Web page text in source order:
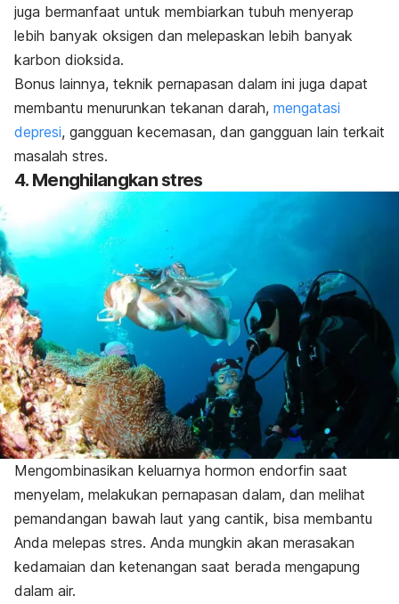
juga bermanfaat untuk membiarkan tubuh menyerap
lebih banyak oksigen dan melepaskan lebih banyak
karbon dioksida.
Bonus lainnya, teknik pernapasan dalam ini juga dapat
membantu menurunkan tekanan darah, mengatasi
depresi, gangguan kecemasan, dan gangguan lain terkait
masalah stres.
4. Menghilangkan stres
Mengombinasikan keluarnya hormon endorfin saat
menyelam, melakukan pernapasan dalam, dan melihat
pemandangan bawah laut yang cantik, bisa membantu
Anda melepas stres. Anda mungkin akan merasakan
kedamaian dan ketenangan saat berada mengapung
dalam air.